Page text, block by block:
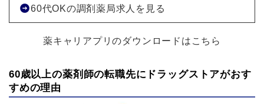
60代OKの調剤薬局求人を見る
薬キャリアプリのダウンロードはこちら
60歳以上の薬剤師の転職先にドラッグストアがおす
すめの理由